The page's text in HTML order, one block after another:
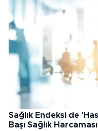
Sağlık Endeksi de
Başı Sağlık